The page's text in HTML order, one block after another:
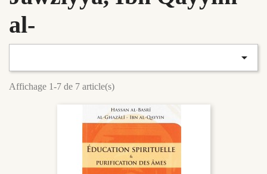
al-

Affichage 1-7 de 7 article(s)